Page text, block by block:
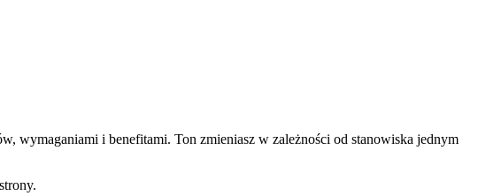
wymaganiami i benefitami. Ton zmieniasz w zależności od stanowiska jednym